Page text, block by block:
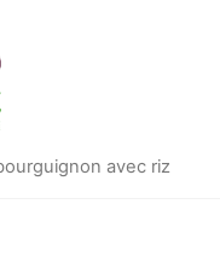
avec riz